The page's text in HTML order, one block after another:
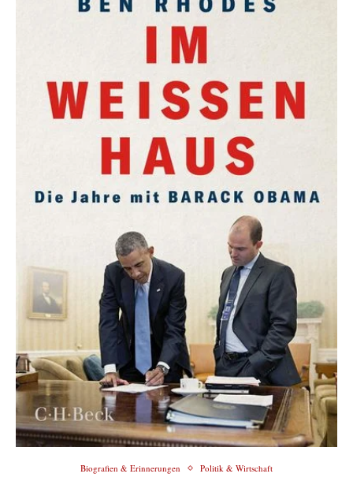
Biografien & Erinnerungen Politik & Wirtschaft